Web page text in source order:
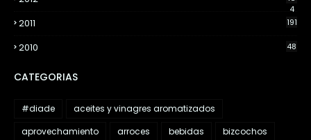
4
2011 191
2010 48
CATEGORIAS
#diade
aceites y vinagres aromatizados
aprovechamiento
arroces bebidas
bizcochos